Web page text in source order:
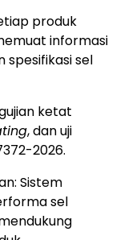
produk
informasi
spesifikasi sel
ketat
, dan uji
2026.
Sistem
sel